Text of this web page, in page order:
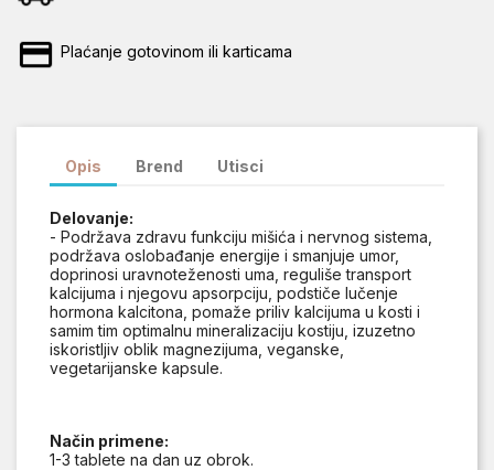
Plaćanje gotovinom ili karticama
Opis Brend Utisci
Delovanje:
- Podržava zdravu funkciju mišića i nervnog sistema,
podržava oslobađanje energije i smanjuje umor,
doprinosi uravnoteženosti uma, reguliše transport
kalcijuma i njegovu apsorpciju, podstiče lučenje
hormona kalcitona, pomaže priliv kalcijuma u kosti i
samim tim optimalnu mineralizaciju kostiju, izuzetno
iskoristljiv oblik magnezijuma, veganske,
vegetarijanske kapsule.
Način primene:
1-3 tablete na dan uz obrok.